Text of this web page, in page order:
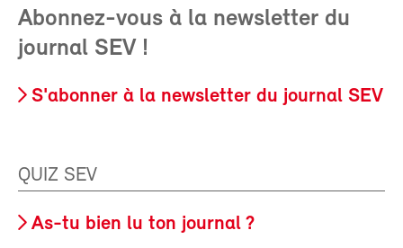
Abonnez-vous à la newsletter du
journal SEV !
S'abonner à la newsletter du journal SEV
QUIZ SEV
As-tu bien lu ton journal ?